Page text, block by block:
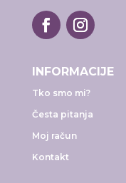
INFORMACIJE
Tko smo mi?
Česta pitanja
Moj račun
Kontakt